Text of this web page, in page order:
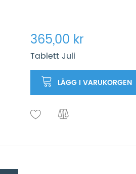
365,00 kr
Tablett Juli
LÄGG I VARUKORGEN